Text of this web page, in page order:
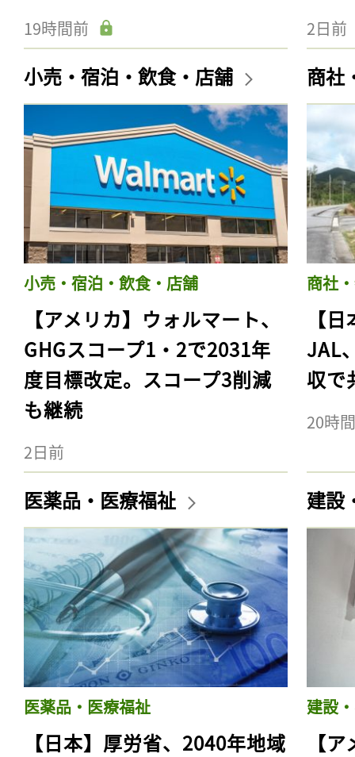
19時間前 2日前
小売・宿泊・飲食・店舗
小売・宿泊・飲食・店舗
【アメリカ】ウォルマート、
GHGスコープ1・2で2031年
度目標改定。スコープ3削減
も継続
2日前
商社
商社
【
JAL
収で
20時
医薬品・医療福祉
医薬品・医療福祉
【日本】厚労省、2040年地域
建設
建設
【